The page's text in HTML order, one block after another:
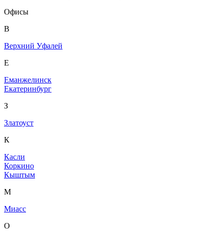
Офисы
В
Верхний Уфалей
Е
Еманжелинск
Екатеринбург
З
Златоуст
К
Касли
Коркино
Кыштым
М
Миасс
О